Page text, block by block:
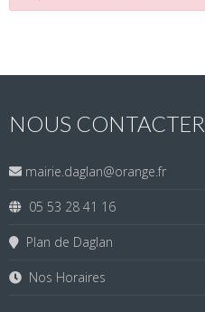
NOUS CONTACTER
mairie.daglan@orange.fr
05 53 28 41 16
Plan de Daglan
Nos Horaires